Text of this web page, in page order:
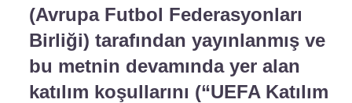
(Avrupa Futbol Federasyonları
Birliği) tarafından yayınlanmış ve
bu metnin devamında yer alan
katılım koşullarını (“UEFA Katılım